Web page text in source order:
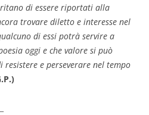
di essere riportati alla
trovare diletto e interesse nel
di essi potrà servire a
oggi e che valore si può
e perseverare nel tempo